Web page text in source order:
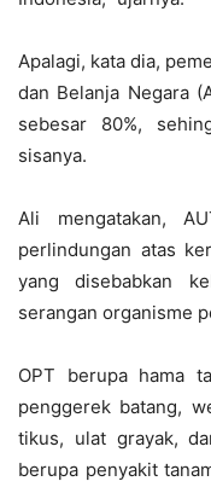
Apalagi, kata dia,
dan Belanja Negara
sebesar 80%,
sisanya.
Ali mengatakan,
perlindungan atas
yang disebabkan
serangan organisme
OPT berupa hama
penggerek batang,
tikus, ulat grayak,
berupa penyakit